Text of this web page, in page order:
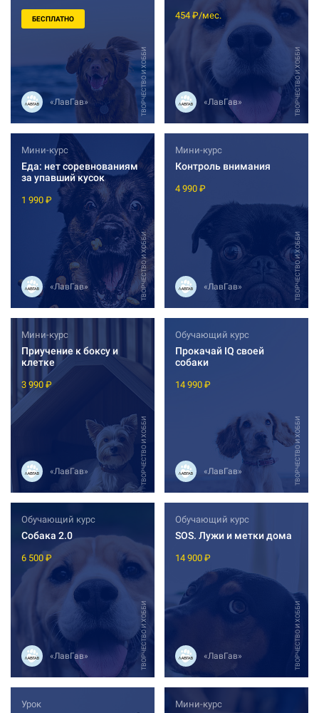
ТВОРЧЕСТВО И ХОББИ
БЕСПЛАТНО
«ЛавГав» ТВОРЧЕСТВО И ХОББИ
454 ₽/мес.
«ЛавГав»
ТВОРЧЕСТВО И ХОББИ
Мини-курс
Еда: нет соревнованиям
за упавший кусок
1 990 ₽
«ЛавГав» ТВОРЧЕСТВО И ХОББИ
Мини-курс
Контроль внимания
4 990 ₽
«ЛавГав»
ТВОРЧЕСТВО И ХОББИ
Мини-курс
Приучение к боксу и
клетке
3 990 ₽
«ЛавГав» ТВОРЧЕСТВО И ХОББИ
Обучающий курс
Прокачай IQ своей
собаки
14 990 ₽
«ЛавГав»
ТВОРЧЕСТВО И ХОББИ
Обучающий курс
Собака 2.0
6 500 ₽
«ЛавГав» ТВОРЧЕСТВО И ХОББИ
Обучающий курс
SOS. Лужи и метки дома
14 900 ₽
«ЛавГав»
Урок Мини-курс